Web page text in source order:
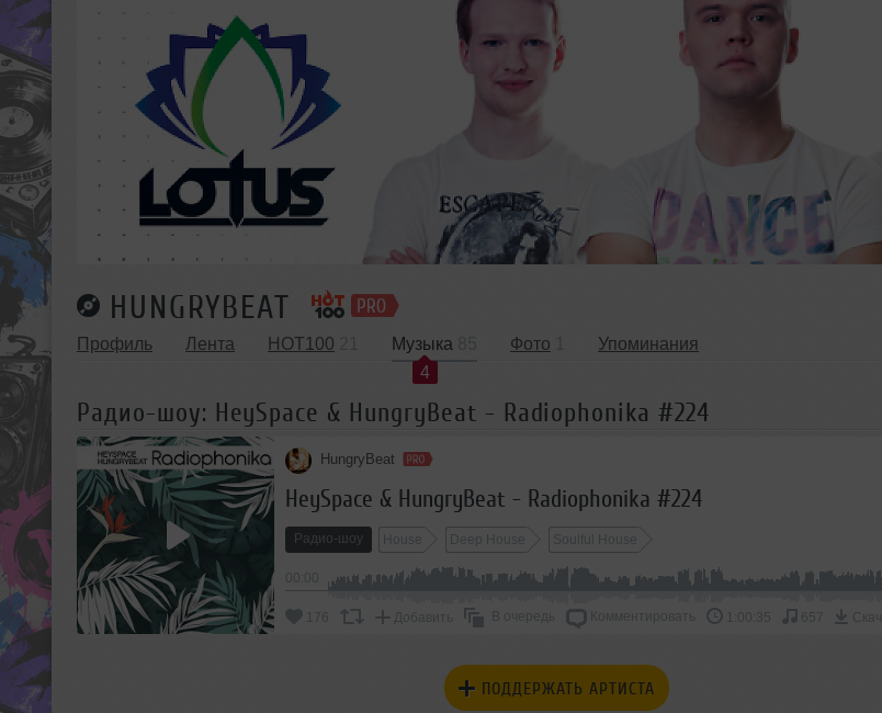
HUNGRYBEAT
Профиль Лента HOT100
Музыка
4
Фото Упоминания
Радио-шоу: HeySpace & HungryBeat - Radiophonika #224
HungryBeat
HeySpace & HungryBeat - Radiophonika #224
Радио-шоу House Deep House Soulful House
176 Добавить В очередь Комментировать 1:00:35 657
ПОДДЕРЖАТЬ АРТИСТА